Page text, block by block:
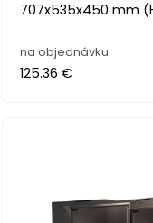
707x535x450 mm
na objednávku
125.36 €